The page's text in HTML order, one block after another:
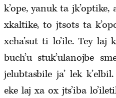
k’ope, yanuk ta jk’optike,
xkaltike, to jtsots ta
xcha’sut ti lo’ile. Tey laj
buch’u stuk’ulanojbe
jelubtasbile ja’ lek
eke laj xa ox jts’iba